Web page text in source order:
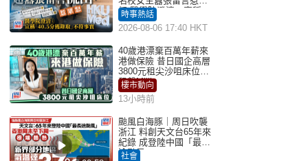
怒 醫學院澄清：宣稱
「40.5分獲錄取」不符事
實｜Juicy叮
時事熱話
2026-08-06 17:40 HKT
40歲港漂棄百萬年薪來
港做保險 昔日國企高層
3800元租尖沙咀床位｜
租盤Million
樓市動向
13小時前
颱風白海豚｜周日吹襲
浙江 料創天文台65年來
紀錄 成登陸中國「最長
途颱風」
社會